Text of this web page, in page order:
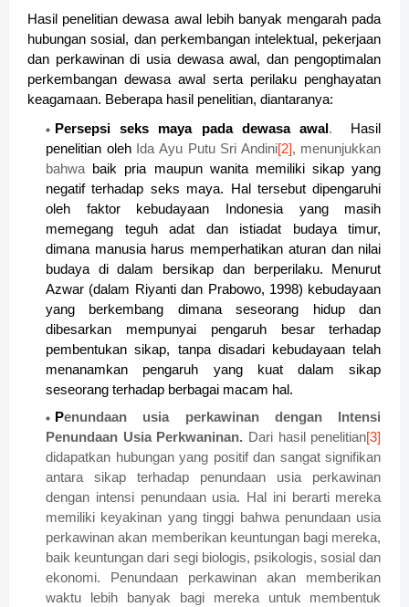
Hasil penelitian dewasa awal lebih banyak mengarah pada
hubungan sosial, dan perkembangan intelektual, pekerjaan
dan perkawinan di usia dewasa awal, dan pengoptimalan
perkembangan dewasa awal serta perilaku penghayatan
keagamaan. Beberapa hasil penelitian, diantaranya:
Persepsi seks maya pada dewasa awal. Hasil
penelitian oleh Ida Ayu Putu Sri Andini[2], menunjukkan
bahwa baik pria maupun wanita memiliki sikap yang
negatif terhadap seks maya. Hal tersebut dipengaruhi
oleh faktor kebudayaan Indonesia yang masih
memegang teguh adat dan istiadat budaya timur,
dimana manusia harus memperhatikan aturan dan nilai
budaya di dalam bersikap dan berperilaku. Menurut
Azwar (dalam Riyanti dan Prabowo, 1998) kebudayaan
yang berkembang dimana seseorang hidup dan
dibesarkan mempunyai pengaruh besar terhadap
pembentukan sikap, tanpa disadari kebudayaan telah
menanamkan pengaruh yang kuat dalam sikap
seseorang terhadap berbagai macam hal.
Penundaan usia perkawinan dengan Intensi
Penundaan Usia Perkwaninan. Dari hasil penelitian[3]
didapatkan hubungan yang positif dan sangat signifikan
antara sikap terhadap penundaan usia perkawinan
dengan intensi penundaan usia. Hal ini berarti mereka
memiliki keyakinan yang tinggi bahwa penundaan usia
perkawinan akan memberikan keuntungan bagi mereka,
baik keuntungan dari segi biologis, psikologis, sosial dan
ekonomi. Penundaan perkawinan akan memberikan
waktu lebih banyak bagi mereka untuk membentuk